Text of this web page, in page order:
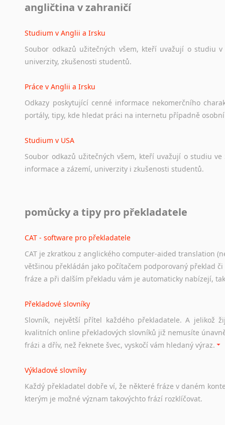
Ať už se jedná o česká diskusní
angličtina v zahraničí
Studium v Anglii a Irsku
Soubor odkazů užitečných všem, kteří uvažují o studiu v
univerzity, zkušenosti studentů.
Práce v Anglii a Irsku
Odkazy poskytující cenné informace nekomerčního
portály, tipy, kde hledat práci na internetu případně osobní
Studium v USA
Soubor odkazů užitečných všem, kteří uvažují o studiu ve
informace a zázemí, univerzity i zkušenosti studentů.
Odkazy poskytující cenné informace nekomerčního
Studium v Austrálii
Soubor odkazů užitečných všem, kteří uvažují o studiu v
a zázemí, australské univerzity a samozřejmě i osobní
Práce v Austrálii
Odkazy poskytující cenné informace nekomerčního
hledat práci na internetu případně osobní zkušenosti
Hledáte-li
práci
stejná obecná pravidla, jako pro český životopis. Tak dost
pomůcky a tipy pro překladatele
CAT - software pro překladatele
CAT je zkratkou z anglického computer-aided translation
většinou překládán jako počítačem podporovaný překlad
fráze a při dalším překladu vám je automaticky nabízejí,
Překladové slovníky
Slovník, největší přítel každého překladatele. A jelikož
kvalitních online překladových slovníků již nemusíte
frázi a dřív, než řeknete švec, vyskočí vám hledaný výraz.
Výkladové slovníky
Každý překladatel dobře ví, že některé fráze v daném
kterým je možné význam takovýchto frází rozklíčovat.